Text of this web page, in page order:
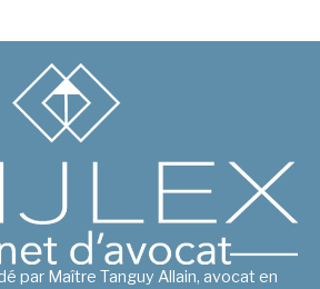
par Maître Tanguy Allain, avocat en